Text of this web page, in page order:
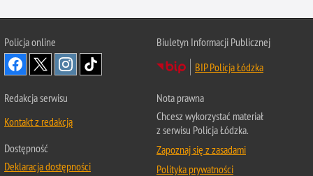
Policja online
Biuletyn Informacji Publicznej
BIP Policja Łódzka
Redakcja serwisu
Kontakt z redakcją
Dostępność
Deklaracja dostępności
Nota prawna
Chcesz wykorzystać materiał
z serwisu Policja Łódzka.
Zapoznaj się z zasadami
Polityka prywatności